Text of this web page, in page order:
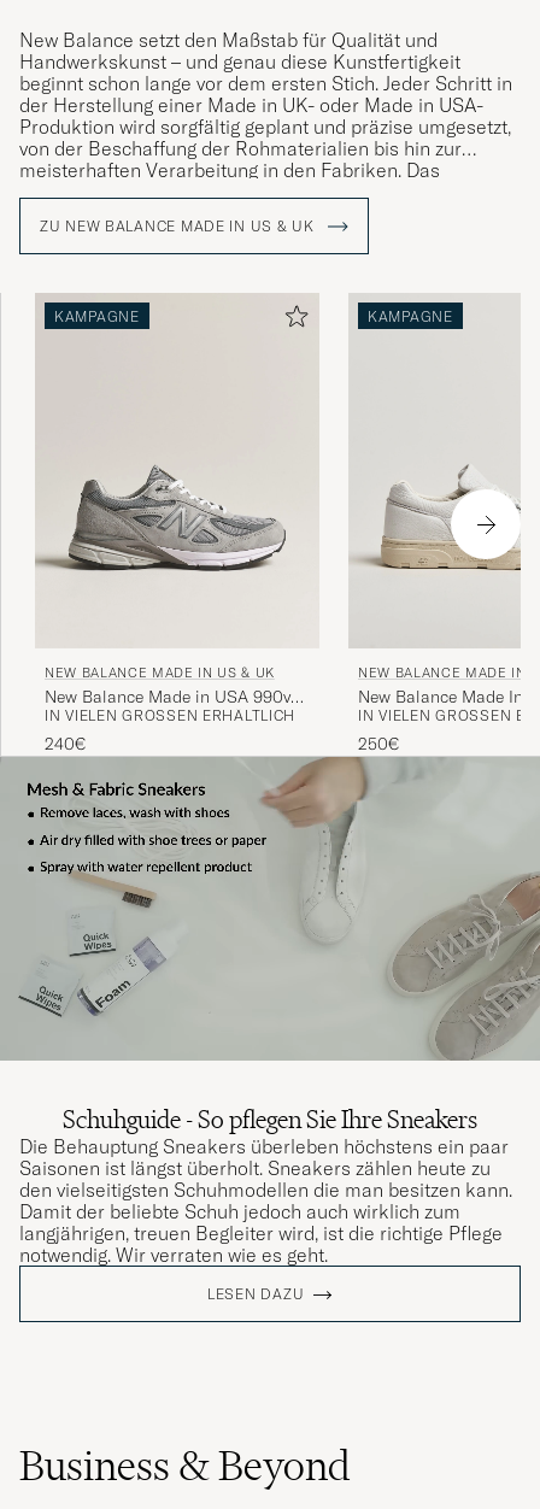
New Balance setzt den Maßstab für Qualität und
Handwerkskunst – und genau diese Kunstfertigkeit
beginnt schon lange vor dem ersten Stich. Jeder Schritt in
der Herstellung einer Made in UK- oder Made in USA-
Produktion wird sorgfältig geplant und präzise umgesetzt,
von der Beschaffung der Rohmaterialien bis hin zur
meisterhaften Verarbeitung in den Fabriken. Das
Endprodukt verkörpert die Grundidee hinter britischer
ZU NEW BALANCE MADE IN US & UK
KAMPAGNE
NEW BALANCE MADE IN US & UK
New Balance Made in USA 990v4
Sneakers Grey
IN VIELEN GRÖSSEN ERHÄLTLICH
240€
KAMPAGNE
NEW BALANCE MADE IN
New Balance Made In
Sneakers White Grain
IN VIELEN GRÖSSEN
250€
Schuhguide - So pflegen Sie Ihre Sneakers
Die Behauptung Sneakers überleben höchstens ein paar
Saisonen ist längst überholt. Sneakers zählen heute zu
den vielseitigsten Schuhmodellen die man besitzen kann.
Damit der beliebte Schuh jedoch auch wirklich zum
langjährigen, treuen Begleiter wird, ist die richtige Pflege
notwendig. Wir verraten wie es geht.
LESEN DAZU
Business & Beyond